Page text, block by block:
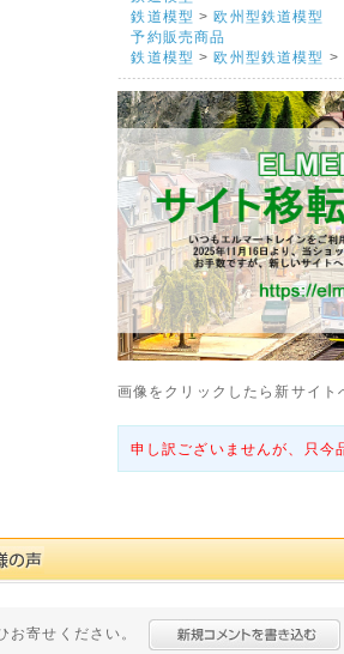
鉄道模型 >欧州型鉄道模型
予約販売商品
鉄道模型 >欧州型鉄道模型 >
画像をクリックしたら新サイト
申し訳ございませんが、只今
お寄せください。